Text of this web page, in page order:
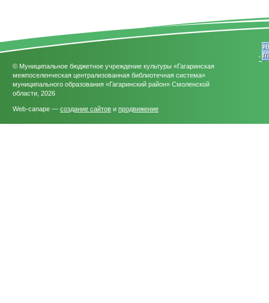
© Муниципальное бюджетное учреждение культуры «Гагаринская
межпоселенческая централизованная библиотечная система»
муниципального образования «Гагаринский район» Смоленской
области, 2026
Web-canape — создание сайтов и продвижение
'